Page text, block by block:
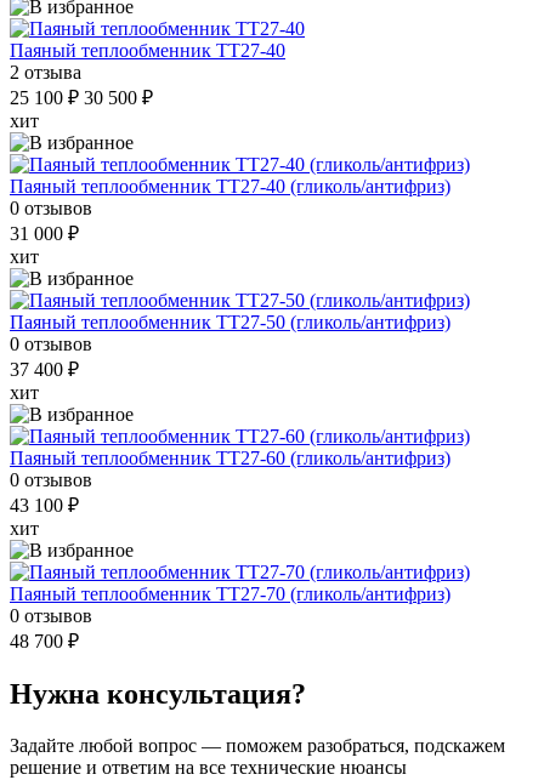
Паяный теплообменник ТТ27-40
2 отзыва
25 100 ₽ 30 500 ₽
хит
Паяный теплообменник ТТ27-40 (гликоль/антифриз)
0 отзывов
31 000 ₽
хит
Паяный теплообменник ТТ27-50 (гликоль/антифриз)
0 отзывов
37 400 ₽
хит
Паяный теплообменник ТТ27-60 (гликоль/антифриз)
0 отзывов
43 100 ₽
хит
Паяный теплообменник ТТ27-70 (гликоль/антифриз)
0 отзывов
48 700 ₽
Нужна консультация?
Задайте любой вопрос — поможем разобраться, подскажем
решение и ответим на все технические нюансы